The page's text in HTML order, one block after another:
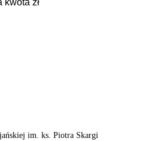
im. ks. Piotra Skargi